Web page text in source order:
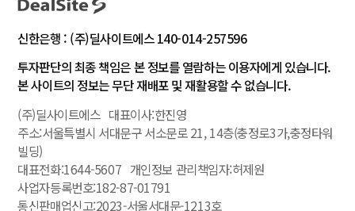
방
문
리
딩
❯
종
❯
신한은행 : (주)딜사이트에스 140-014-257596
투자판단의 최종 책임은 본 정보를 열람하는 이용자에게 있습니다.
본 사이트의 정보는 무단 재배포 및 재활용할 수 없습니다.
(주)딜사이트에스 대표이사:한진영
주소:서울특별시 서대문구 서소문로 21, 14층(충정로3가,충정타워
빌딩)
대표전화:1644-5607 개인정보 관리책임자:허제원
사업자등록번호:182-87-01791
통신판매업신고:2023-서울서대문-1213호